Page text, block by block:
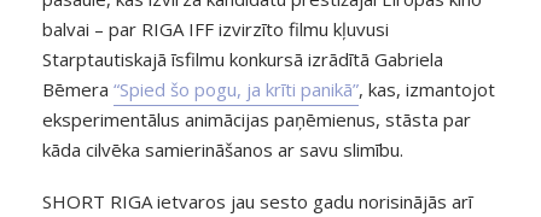
balvai – par RIGA IFF izvirzīto filmu kļuvusi
Starptautiskajā īsfilmu konkursā izrādītā Gabriela
Bēmera “Spied šo pogu, ja krīti panikā”, kas, izmantojot
eksperimentālus animācijas paņēmienus, stāsta par
kāda cilvēka samierināšanos ar savu slimību.
SHORT RIGA ietvaros jau sesto gadu norisinājās arī